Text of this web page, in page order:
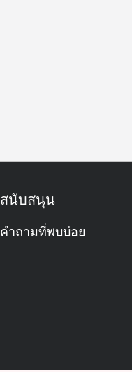
สนับสนุน
คำถามที่พบบ่อย